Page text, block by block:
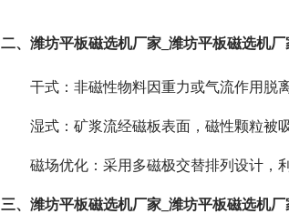
二、潍坊平板磁选机厂家_潍坊平板磁选机
干式：非磁性物料因重力或气流作用脱
湿式：矿浆流经磁板表面，磁性颗粒被
磁场优化：采用多磁极交替排列设计，
三、潍坊平板磁选机厂家_潍坊平板磁选机